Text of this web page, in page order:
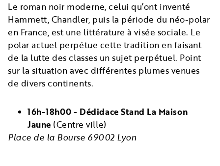
Le roman noir moderne, celui qu’ont inventé
Hammett, Chandler, puis la période du néo-polar
en France, est une littérature à visée sociale. Le
polar actuel perpétue cette tradition en faisant
de la lutte des classes un sujet perpétuel. Point
sur la situation avec différentes plumes venues
de divers continents.
16h-18h00 - Dédidace Stand La Maison
Jaune (Centre ville)
Place de la Bourse 69002 Lyon